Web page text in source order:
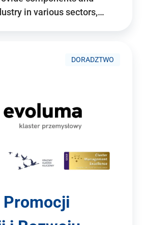
in various sectors,…
DORADZTWO